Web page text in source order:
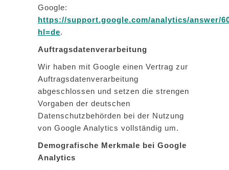
Google:
https://support.google.com/analytics/answer/
hl=de.
Auftragsdatenverarbeitung
Wir haben mit Google einen Vertrag zur
Auftragsdatenverarbeitung
abgeschlossen und setzen die strengen
Vorgaben der deutschen
Datenschutzbehörden bei der Nutzung
von Google Analytics vollständig um.
Demografische Merkmale bei Google
Analytics